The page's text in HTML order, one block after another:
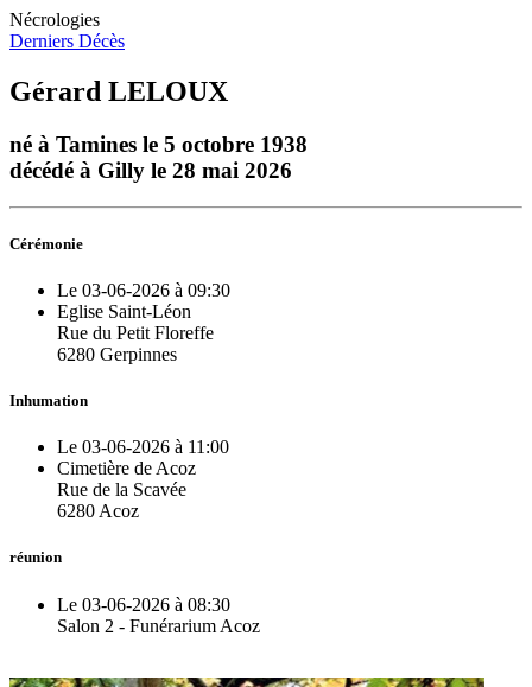
Nécrologies
Derniers Décès
Gérard LELOUX
né à Tamines le 5 octobre 1938
décédé à Gilly le 28 mai 2026
Cérémonie
Le 03-06-2026 à 09:30
Eglise Saint-Léon
Rue du Petit Floreffe
6280 Gerpinnes
Inhumation
Le 03-06-2026 à 11:00
Cimetière de Acoz
Rue de la Scavée
6280 Acoz
réunion
Le 03-06-2026 à 08:30
Salon 2 - Funérarium Acoz